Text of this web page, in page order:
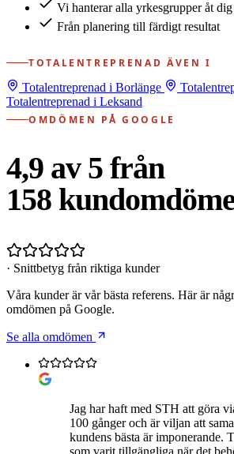
Vi hanterar alla yrkesgrupper åt dig
Från planering till färdigt resultat
TOTALENTREPRENAD ÄVEN I
Totalentreprenad i Borlänge
Totalentreprenad i Leksand
OMDÖMEN PÅ GOOGLE
4,9 av 5 från
158
· Snittbetyg från riktiga kunder
Våra kunder är vår bästa referens. Här är
omdömen på Google.
Se alla omdömen
Jag har haft med STH att göra
100 gånger och är viljan att
kundens bästa är imponerande.
som varit tillgängliga när det